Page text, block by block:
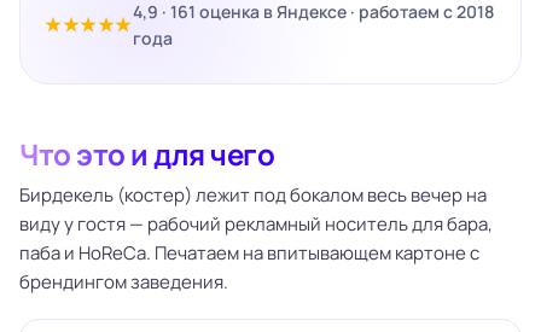
★★★★★4,9 · 161 оценка в Яндексе · работаем с 2018
года
Что это и для чего
Бирдекель (костер) лежит под бокалом весь вечер на
виду у гостя — рабочий рекламный носитель для бара,
паба и HoReCa. Печатаем на впитывающем картоне с
брендингом заведения.